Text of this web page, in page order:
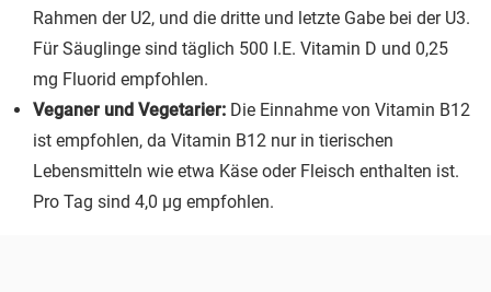
Rahmen der U2, und die dritte und letzte Gabe bei der U3.
Für Säuglinge sind täglich 500 I.E. Vitamin D und 0,25
mg Fluorid empfohlen.
Veganer und Vegetarier: Die Einnahme von Vitamin B12
ist empfohlen, da Vitamin B12 nur in tierischen
Lebensmitteln wie etwa Käse oder Fleisch enthalten ist.
Pro Tag sind 4,0 µg empfohlen.